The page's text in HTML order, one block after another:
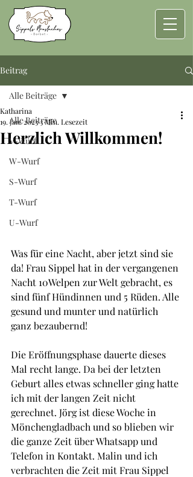
Beitrag
Alle Beiträge
V-Wurf
W-Wurf
S-Wurf
T-Wurf
U-Wurf
Alle Beiträge
Herzlich Willkommen!
Katharina
19. Jan. 20233 Min. Lesezeit
Was für eine Nacht, aber jetzt sind sie
da! Frau Sippel hat in der vergangenen
Nacht 10Welpen zur Welt gebracht, es
sind fünf Hündinnen und 5 Rüden. Alle
gesund und munter und natürlich
ganz bezaubernd!
Die Eröffnungsphase dauerte dieses
Mal recht lange. Da bei der letzten
Geburt alles etwas schneller ging hatte
ich mit der langen Zeit nicht
gerechnet. Jörg ist diese Woche in
Mönchengladbach und so blieben wir
die ganze Zeit über Whatsapp und
Telefon in Kontakt. Malin und ich
verbrachten die Zeit mit Frau Sippel